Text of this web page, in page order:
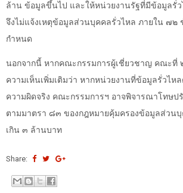
ล้าน ข้อมูลขึ้นไป และให้หน่วยงานรัฐที่มีข้อมูลรั่ว
จึงไม่แจ้งเหตุข้อมูลส่วนบุคคลรั่วไหล ภายใน ๗๒
กำหนด
นอกจากนี้ หากคณะกรรมการผู้เชี่ยวชาญ คณะที่
ความเห็นเพิ่มเติมว่า หากหน่วยงานที่ข้อมูลรั่วไห
ความผิดจริง คณะกรรมการฯ อาจพิจารณาโทษป
ตามมาตรา ๘๓ ของกฎหมายคุ้มครองข้อมูลส่วน
เกิน ๓ ล้านบาท
Share: